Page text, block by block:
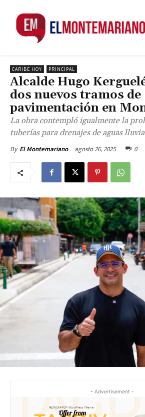
CARIBE HOY PRINCIPAL
Alcalde Hugo
dos nuevos tramos de
pavimentación en
La obra contempló igualmente la
tuberías para drenajes de aguas
By El Montemariano agosto 26, 2025 0
- Advertisement -